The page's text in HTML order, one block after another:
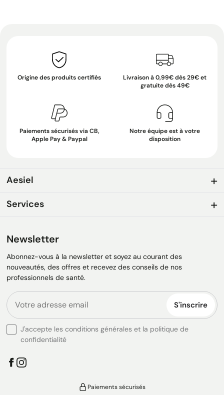
Origine des produits certifiés
Livraison à 0,99€ dès 29€ et
gratuite dès 49€
Paiements sécurisés via CB,
Apple Pay & Paypal
Notre équipe est à votre
disposition
Aesiel
Services
Newsletter
Abonnez-vous à la newsletter et soyez au courant des
nouveautés, des offres et recevez des conseils de nos
professionnels de santé.
S'inscrire
J'accepte les conditions générales et la politique de
confidentialité
Paiements sécurisés